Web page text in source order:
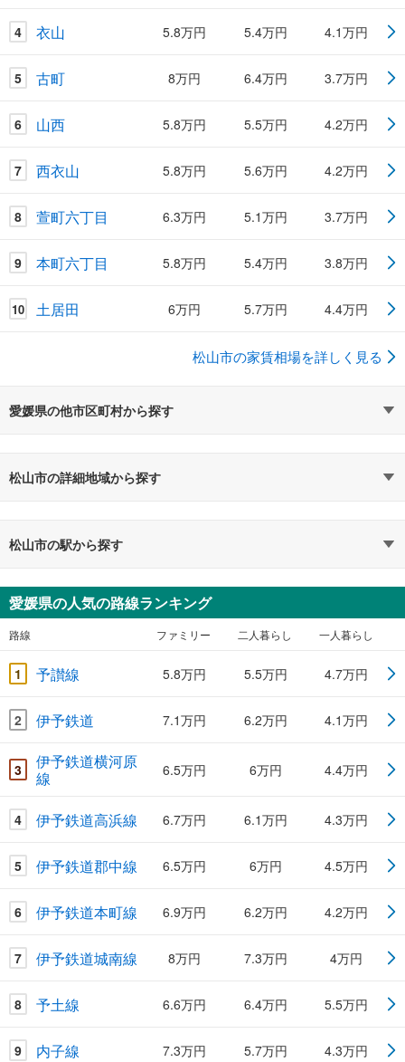
4 衣山 5.8万円 5.4万円 4.1万円
5 古町 8万円 6.4万円 3.7万円
6 山西 5.8万円 5.5万円 4.2万円
7 西衣山 5.8万円 5.6万円 4.2万円
8 萱町六丁目 6.3万円 5.1万円 3.7万円
9 本町六丁目 5.8万円 5.4万円 3.8万円
10 土居田 6万円 5.7万円 4.4万円
松山市の家賃相場を詳しく見る
愛媛県の他市区町村から探す
松山市の詳細地域から探す
松山市の駅から探す
愛媛県の人気の路線ランキング
路線 ファミリー 二人暮らし 一人暮らし
1 予讃線 5.8万円 5.5万円 4.7万円
2 伊予鉄道 7.1万円 6.2万円 4.1万円
3
伊予鉄道横河原
線
6.5万円 6万円 4.4万円
4 伊予鉄道高浜線 6.7万円 6.1万円 4.3万円
5 伊予鉄道郡中線 6.5万円 6万円 4.5万円
6 伊予鉄道本町線 6.9万円 6.2万円 4.2万円
7 伊予鉄道城南線 8万円 7.3万円 4万円
8 予土線 6.6万円 6.4万円 5.5万円
9 内子線 7.3万円 5.7万円 4.3万円